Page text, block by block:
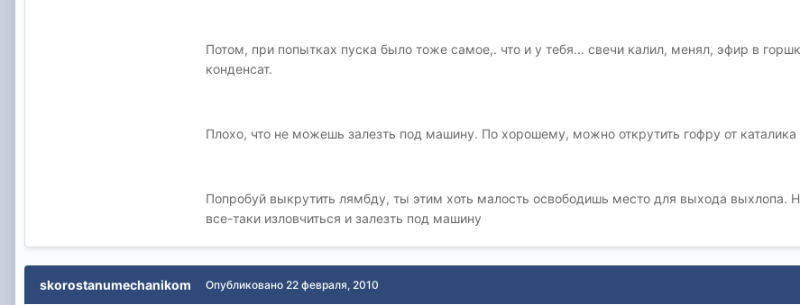
Потом, при попытках пуска было тоже самое,. что и у тебя... свечи калил, менял, эфир в
конденсат.
Плохо, что не можешь залезть под машину. По хорошему, можно открутить гофру от каталика
Попробуй выкрутить лямбду, ты этим хоть малость освободишь место для выхода
все-таки изловчиться и залезть под машину
skorostanumechanikom Опубликовано 22 февраля, 2010